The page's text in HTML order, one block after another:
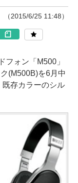
（2015/6/25 11:48）
ォン「M500」
(M500B)を6月中
存カラーのシル